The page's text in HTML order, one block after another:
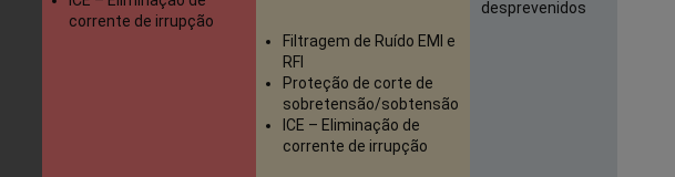
corrente de irrupção
Filtragem de Ruído EMI e
RFI
Proteção de corte de
sobretensão/sobtensão
ICE – Eliminação de
corrente de irrupção
desprevenidos